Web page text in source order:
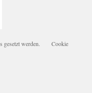
gesetzt werden.
Cookie